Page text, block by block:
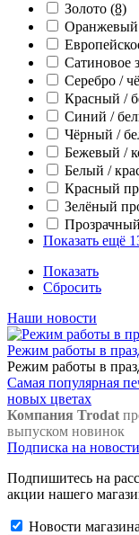
Золото (8)
Оранжевый
Сатиновое
Серебро /
Красный /
Синий /
Чёрный /
Бежевый /
Белый /
Красный
Зелёный
Прозрачный
Показать ещё
Показать
Сбросить
Наши новости
Режим работы в
Режим работы в
Самая популярная
новых цветах
Компания Trodat
выпуском новинок
Подписка на
Подпишитесь на
акции нашего
Новости магазина